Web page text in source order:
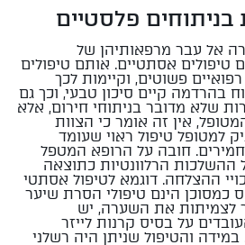
פלסטיים
אל עבר מרפאותיהן של
טיפולים אסתטיים. אותם טיפולים
פשוטים, וקיימות לכך
בהרדמה קיים סיכון טבעי, וכך גם
שלא מדובר בניתוחי חירום, אלא
אין זה אומר כי הצוות
למטופל טיפול ראוי שעומד
חובה על הרופא המטפל
ההשלכות הרלוונטיות כתוצאה
ההצלחה. דוגמא לטיפול אסתטי
כמסוכן הינם טיפולי הסרת שיער
לצמיתות את השערה, יש
על בסיס קרנות לייזר
והטיפול שניתן היה רשלני